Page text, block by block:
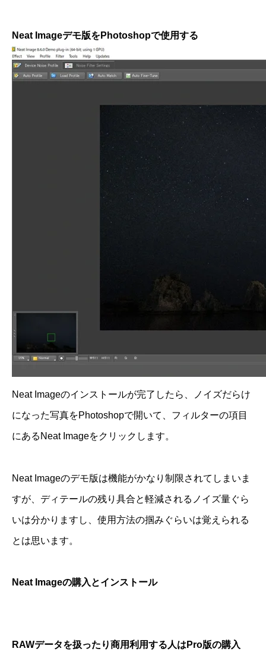
Neat Imageデモ版をPhotoshopで使用する
Neat Imageのインストールが完了したら、ノイズだらけ
になった写真をPhotoshopで開いて、フィルターの項目
にあるNeat Imageをクリックします。
Neat Imageのデモ版は機能がかなり制限されてしまいま
すが、ディテールの残り具合と軽減されるノイズ量ぐら
いは分かりますし、使用方法の掴みぐらいは覚えられる
とは思います。
Neat Imageの購入とインストール
RAWデータを扱ったり商用利用する人はPro版の購入